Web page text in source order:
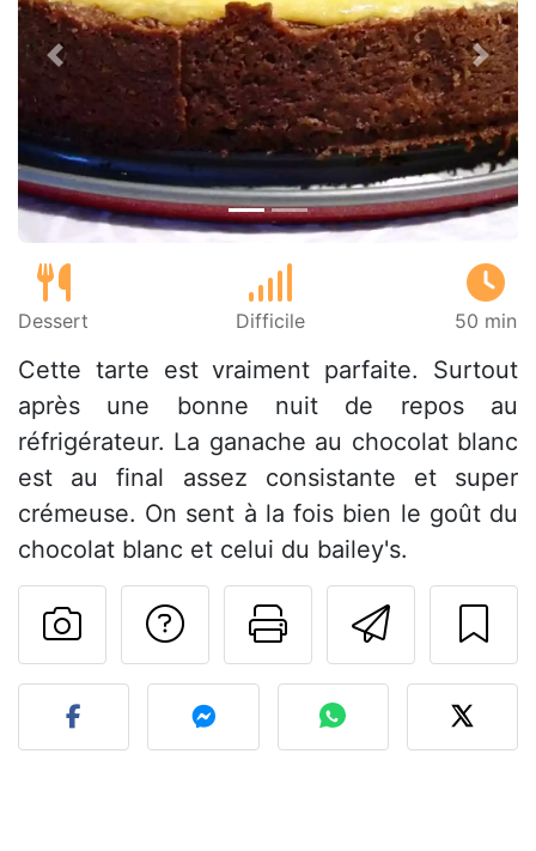
Précédent
Dessert Difficile 50 min
Cette tarte est vraiment parfaite. Surtout
après une bonne nuit de repos au
réfrigérateur. La ganache au chocolat blanc
est au final assez consistante et super
crémeuse. On sent à la fois bien le goût du
chocolat blanc et celui du bailey's.
Imprimer
Poser une
Publier votre photo de